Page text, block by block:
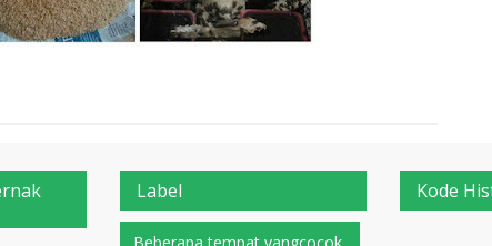
Label Kode